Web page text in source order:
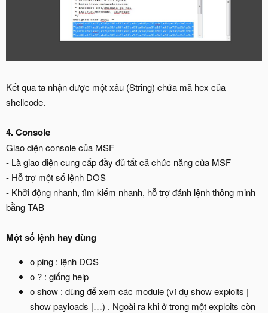
Kết qua ta nhận được một xâu (String) chứa mã hex của
shellcode.
4. Console
Giao diện console của MSF
- Là giao diện cung cấp đầy đủ tất cả chức năng của MSF
- Hỗ trợ một số lệnh DOS
- Khởi động nhanh, tìm kiếm nhanh, hỗ trợ đánh lệnh thông minh
bằng TAB
Một số lệnh hay dùng
o ping : lệnh DOS
o ? : giống help
o show : dùng để xem các module (ví dụ show exploits |
show payloads |…) . Ngoài ra khi ở trong một exploits còn